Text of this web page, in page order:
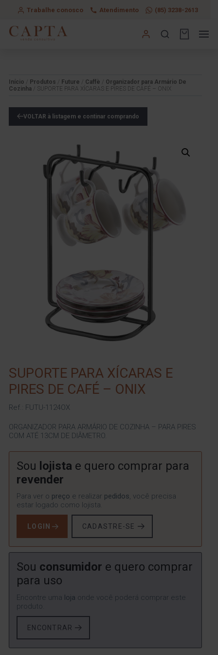
Trabalhe conosco Atendimento (85) 3238-2613
Início Produtos Future Caffè
Organizador para Armário De
Cozinha / SUPORTE PARA XÍCARAS E PIRES DE CAFÉ – ONIX
VOLTAR à listagem e continar comprando
SUPORTE PARA XÍCARAS E
PIRES DE CAFÉ – ONIX
Ref.: FUTU-1124OX
ORGANIZADOR PARA ARMÁRIO DE COZINHA – PARA PIRES
COM ATÉ 13CM DE DIÂMETRO.
Sou lojista e quero comprar para
revender
Para ver o preço e realizar pedidos, você precisa
estar logado como lojista.
LOGIN CADASTRE-SE
Sou consumidor e quero comprar
para uso
Encontre uma loja onde você poderá comprar este
produto.
ENCONTRAR